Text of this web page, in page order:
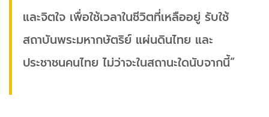
และจิตใจ เพื่อใช้เวลาในชีวิตที่เหลืออยู่ รับใช้
สถาบันพระมหากษัตริย์ แผ่นดินไทย และ
ประชาชนคนไทย ไม่ว่าจะในสถานะใดนับจากนี้”